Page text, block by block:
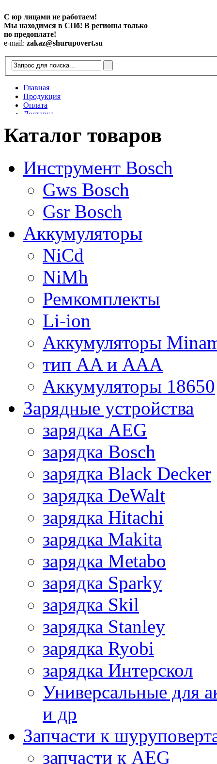
С юр лицами не работаем!
Мы находимся в СПб! В регионы только
по предоплате!
e-mail: zakaz@shurupovert.su
Главная
Продукция
Оплата
Доставка
Статьи
Каталог товаров
Инструмент Bosch
Gws Bosch
Gsr Bosch
Аккумуляторы
NiCd
NiMh
Ремкомплекты
Li-ion
Аккумуляторы
тип AA и AAA
Аккумуляторы 18650
Зарядные устройства
зарядка AEG
зарядка Bosch
зарядка Black Decker
зарядка DeWalt
зарядка Hitachi
зарядка Makita
зарядка Metabo
зарядка Sparky
зарядка Skil
зарядка Stanley
зарядка Ryobi
зарядка Интерскол
Универсальные для
и др
Запчасти к
запчасти к AEG